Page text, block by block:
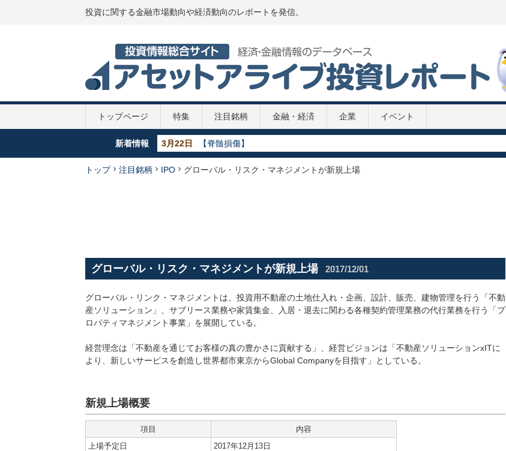
投資に関する金融市場動向や経済動向のレポートを発信。
トップページ 特集 注目銘柄 金融・経済 企業 イベント
新着情報 5月29日
【GDP】各国のGDP推移 2020年
5月29日
【政策金利推移】2020年
5月29日
【新型コロナ】第2次補正予算案
トップ 注目銘柄 IPO グローバル・リスク・マネジメントが新規上場
グローバル・リスク・マネジメントが新規上場 2017/12/01
グローバル・リンク・マネジメントは、投資用不動産の土地仕入れ・企画、設計、販売、建物管理を行う「不動
産ソリューション」、サブリース業務や家賃集金、入居・退去に関わる各種契約管理業務の代行業務を行う「プ
ロパティマネジメント事業」を展開している。
経営理念は「不動産を通じてお客様の真の豊かさに貢献する」、経営ビジョンは「不動産ソリューションxITに
より、新しいサービスを創造し世界都市東京からGlobal Companyを目指す」としている。
新規上場概要
項目
内容
上場予定日
2017年12月13日